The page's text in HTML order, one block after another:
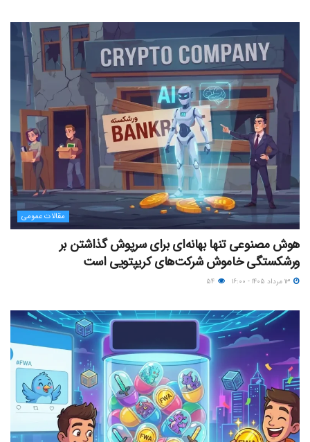
مقالات عمومی
هوش مصنوعی تنها بهانه‌ای برای سرپوش گذاشتن بر
ورشکستگی خاموش شرکت‌های کریپتویی است